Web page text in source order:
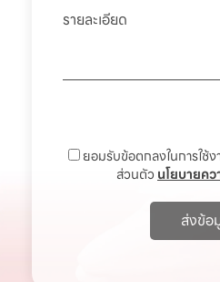
ยอมรับข้อตกลงในการใช้
ส่วนตัว นโยบายค
ส่งข้อ